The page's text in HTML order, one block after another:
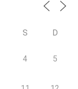
S D
4 5